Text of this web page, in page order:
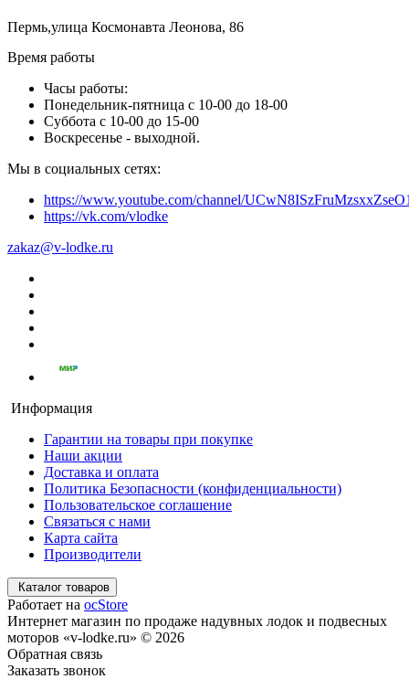
Пермь,улица Космонавта Леонова, 86
Время работы
Часы работы:
Понедельник-пятница с 10-00 до 18-00
Суббота с 10-00 до 15-00
Воскресенье - выходной.
Мы в социальных сетях:
https://www.youtube.com/channel/
https://vk.com/vlodke
zakaz@v-lodke.ru
Информация
Гарантии на товары при покупке
Наши акции
Доставка и оплата
Политика Безопасности (конфиденциальности)
Пользовательское соглашение
Связаться с нами
Карта сайта
Производители
Каталог товаров
Работает на ocStore
Интернет магазин по продаже надувных лодок и подвесных
моторов «v-lodke.ru» © 2026
Обратная связь
Заказать звонок